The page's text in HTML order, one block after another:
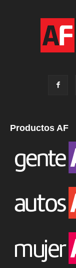
Productos AF